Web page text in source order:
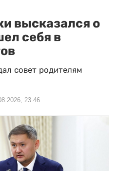
высказался о
себя в
совет родителям
23:46